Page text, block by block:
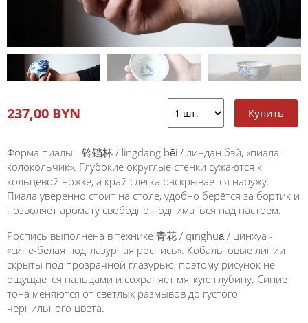
237,00 BYN
Форма пиалы - 铃铛杯 / língdang bēi / линдан бэй, «пиала-
колокольчик». Глубокие округлые стенки сужаются к
кольцевой ножке, а край слегка раскрывается наружу.
Пиала уверенно стоит на столе, удобно берётся за бортик и
позволяет аромату свободно подниматься над настоем.
Роспись выполнена в технике 青花 / qīnghuā / цинхуа -
«сине-белая подглазурная роспись». Кобальтовые линии
скрыты под прозрачной глазурью, поэтому рисунок не
ощущается пальцами и сохраняет мягкую глубину. Синие
тона меняются от светлых размывов до густого
чернильного цвета.